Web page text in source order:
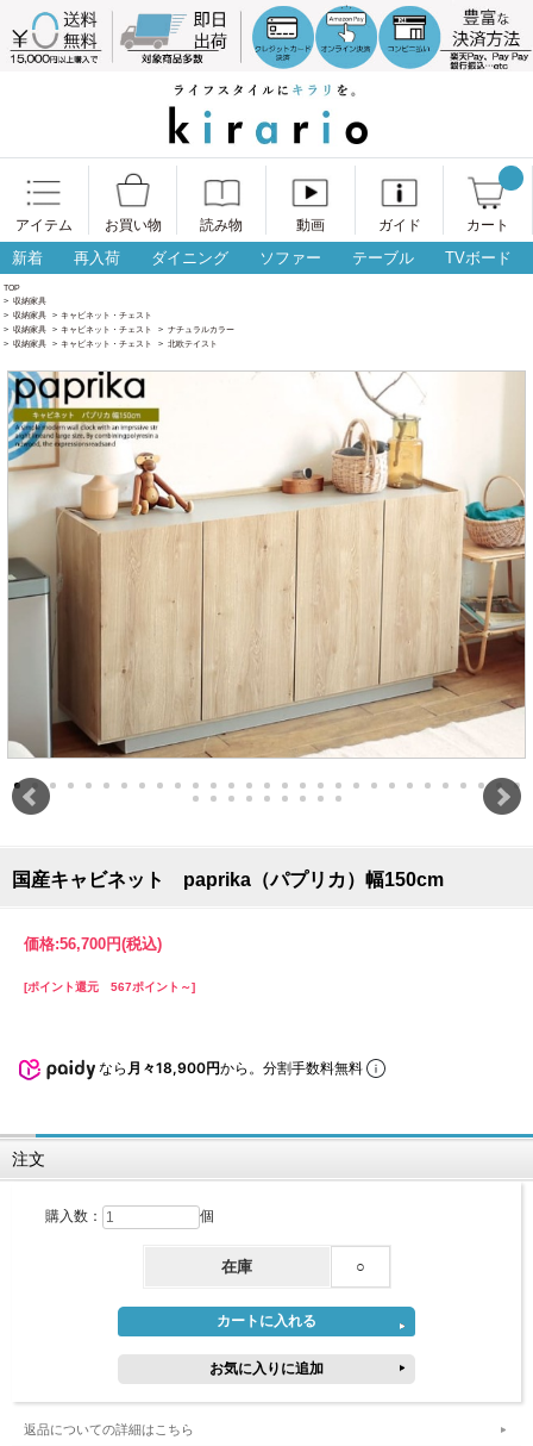
アイテム お買い物 読み物 動画 ガイド カート
新着 再入荷 ダイニング ソファー テーブル TVボード
TOP
> 収納家具
> 収納家具 > キャビネット・チェスト
> 収納家具 > キャビネット・チェスト > ナチュラルカラー
> 収納家具 > キャビネット・チェスト > 北欧テイスト
国産キャビネット paprika（パプリカ）幅150cm
価格:56,700円(税込)
[ポイント還元 567ポイント～]
なら 月々18,900円から。分割手数料無料
注文
購入数： 個
在庫 ○
返品についての詳細はこちら